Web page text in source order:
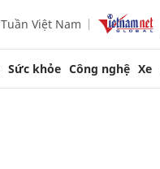
Tuần Việt Nam
Sức khỏe Công nghệ Xe